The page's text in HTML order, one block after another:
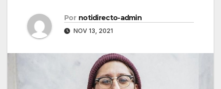
Por notidirecto-admin
NOV 13, 2021